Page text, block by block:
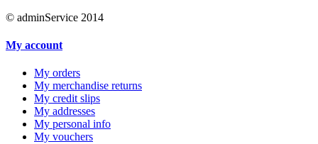
© adminService 2014
My account
My orders
My merchandise returns
My credit slips
My addresses
My personal info
My vouchers